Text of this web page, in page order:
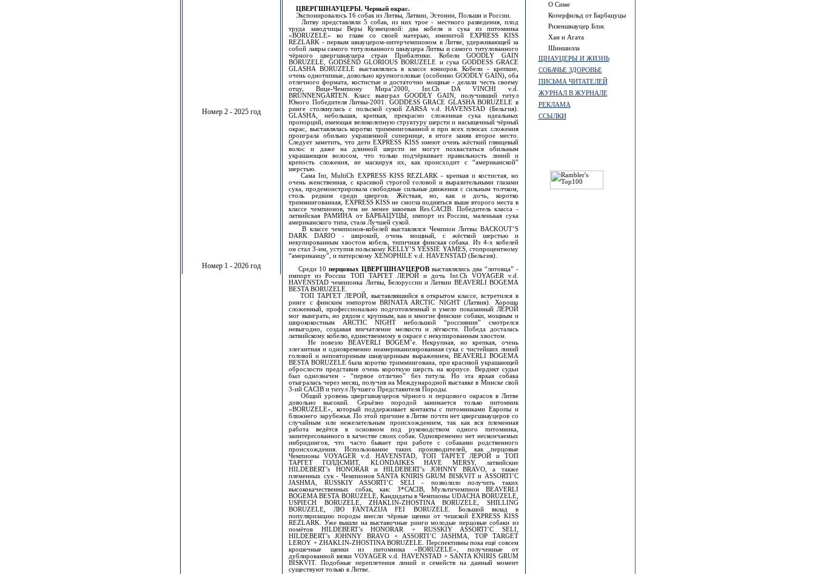
Номер 2 - 2025 год
Номер 1 - 2026 год
ЦВЕРГШНАУЦЕРЫ. Черный окрас.
Экспонировалось 16 собак из Литвы, Латвии, Эстонии, Польши и России.
Литву представляли 5 собак, из них трое - местного разведения, плод
труда заводчицы Веры Кузнецовой: два кобеля и сука из питомника
«BORUZELE» во главе со своей матерью, именитой EXPRESS KISS
REZLARK - первым шнауцером-интерчемпионом в Литве, удерживающей за
собой лавры самого титулованного шнауцера Литвы и самого титулованного
чёрного цвергшнауцера стран Прибалтики. Кобели GOODLY GAIN
BORUZELE, GODSEND GLORIOUS BORUZELE и сука GODDESS GRACE
GLASHA BORUZELE выставлялись в классе юниоров. Кобели - крепкие,
очень однотипные, довольно крупноголовые (особенно GOODLY GAIN), оба
отличного формата, костистые и достаточно мощные - делали честь своему
отцу, Вице-Чемпиону Мира’2000, Int.Ch DA VINCHI v.d.
BRUNNENGARTEN. Класс выиграл GOODLY GAIN, получивший титул
Юного Победителя Литвы-2001. GODDESS GRACE GLASHA BORUZELE в
ринге столкнулась с польской сукой ZARSA v.d. HAVENSTAD (Бельгия).
GLASHA, небольшая, крепкая, прекрасно сложенная сука идеальных
пропорций, имеющая великолепную структуру шерсти и насыщенный чёрный
окрас, выставлялась коротко триммингованной и при всех плюсах сложения
проиграла обильно украшенной сопернице, в итоге заняв второе место.
Следует заметить, что дети EXPRESS KISS имеют очень жёсткий глянцевый
волос и даже на длинной шерсти не могут похвастаться обильным
украшающим волосом, что только подчёркивает правильность линий и
крепость сложения, не маскируя их, как происходит с “американской”
шерстью.
Сама Int, MultiCh EXPRESS KISS REZLARK - крепкая и костистая, но
очень женственная, с красивой строгой головой и выразительными глазами
сука, продемонстрировала свободные сильные движения с сильным толчком,
столь редким среди цвергов. Жёсткая, но, как и дочь, коротко
триммингованная, EXPRESS KISS не смогла подняться выше второго места в
классе чемпионов, тем не менее завоевав Res.CACIB. Победитель класса -
латвийская РАМИНА от БАРБАЦУЦЫ, импорт из России, маленькая сука
американского типа, стала Лучшей сукой.
В классе чемпионов-кобелей выставлялся Чемпион Литвы BACKOUT’S
DARK DARIO - широкий, очень мощный, с жёсткой шерстью и
некупированным хвостом кобель, типичная финская собака. Из 4-х кобелей
он стал 3-им, уступив польскому KELLY’S YESSIE YAMES, стопроцентному
“американцу”, и питерскому XENOPHILE v.d. HAVENSTAD (Бельгия).
Среди 10 перцовых ЦВЕРГШНАУЦЕРОВвыставлялись два “литовца” -
импорт из России ТОП ТАРГЕТ ЛЕРОЙ и дочь Int.Ch VOYAGER v.d.
HAVENSTAD чемпионка Литвы, Белоруссии и Латвии BEAVERLI BOGEMA
BESTA BORUZELE.
ТОП ТАРГЕТ ЛЕРОЙ, выставлявшийся в открытом классе, встретился в
ринге с финским импортом BRINATA ARCTIC NIGHT (Латвия). Хорошо
сложенный, профессионально подготовленный и умело показанный ЛЕРОЙ
мог выиграть, но рядом с крупным, как и многие финские собаки, мощным и
ширококостным ARCTIC NIGHT небольшой “россиянин” смотрелся
невыгодно, создавая впечатление мелкости и лёгкости. Победа досталась
латвийскому кобелю, единственному в окрасе с некупированным хвостом.
Не повезло ВЕAVERLI BOGEM’e. Некрупная, но крепкая, очень
элегантная и одновременно неамериканизированная сука с чистейших линий
головой и неповторимым шнауцериным выражением, BEAVERLI BOGEMA
BESTA BORUZELE была коротко триммингована, при красивой украшающей
оброслости представив очень короткую шерсть на корпусе. Вердикт судьи
был однозначен - “первое отлично” без титула. Но эта яркая собака
отыгралась через месяц, получив на Международной выставке в Минске свой
3-ий CACIB и титул Лучшего Представителя Породы.
Общий уровень цвергшнауцеров чёрного и перцового окрасов в Литве
довольно высокий. Серьёзно породой занимается только питомник
«BORUZELE», который поддерживает контакты с питомниками Европы и
ближнего зарубежья. По этой причине в Литве почти нет цвергшнауцеров со
случайным или нежелательным происхождением, так как вся племенная
работа ведётся в основном под руководством одного питомника,
заинтересованного в качестве своих собак. Одновременно нет нескончаемых
инбридингов, что часто бывает при работе с собаками родственного
происхождения. Использование таких производителей, как перцовые
Чемпионы VOYAGER v.d. HAVENSTAD, ТОП ТАРГЕТ ЛЕРОЙ и ТОП
ТАРГЕТ ГОЛДСМИТ, KLONDAIKES HAVE MERSY, латвийские
HILDEBERT’s HONORAR и HILDEBERT’s JOHNNY BRAVO, а также
племенных сук - Чемпионов SANTA KNIRIS GRUM BISKVIT и ASSORTI’C
JASHMA, RUSSKIY ASSORTI’C SELI - позволило получить таких
высококачественных собак, как: З*САСIB, Мультичемпион BEAVERLI
BOGEMA BESTA BORUZELE, Кандидаты в Чемпионы UDACHA BORUZELE,
USPIECH BORUZELE, ZHAKLIN-ZHOSTINA BORUZELE, SHILLING
BORUZELE, ЛЮ FANTAZIJA FEI BORUZELE. Большой вклад в
популяризацию породы внесли чёрные щенки от чешской EXPRESS KISS
REZLARK. Уже вышли на выставочные ринги молодые перцовые собаки из
помётов HILDEBERT’s HONORAR + RUSSKIY ASSORTI’C SELI,
HILDEBERT’s JOHNNY BRAVO + ASSORTI’C JASHMA, TOP TARGET
LEROY + ZHAKLIN-ZHOSTINA BORUZELE. Перспективны пока ещё совсем
крошечные щенки из питомника «BORUZELE», полученные от
дублированной вязки VOYAGER v.d. HAVENSTAD + SANTA KNIRIS GRUM
BISKVIT. Подобные переплетения линий и семейств на данный момент
существуют только в Литве.
О Симе
Коперфильд от Барбацуцы
Ризеншнауцер Блэк
Хан и Агата
Шиншилла
ЩНАУЦЕРЫ И ЖИЗНЬ
СОБАЧЬЕ ЗДОРОВЬЕ
ПИСЬМА ЧИТАТЕЛЕЙ
ЖУРНАЛ В ЖУРНАЛЕ
РЕКЛАМА
ССЫЛКИ